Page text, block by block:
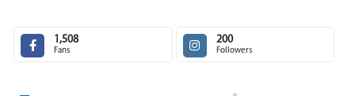
1,508
Fans
200
Followers